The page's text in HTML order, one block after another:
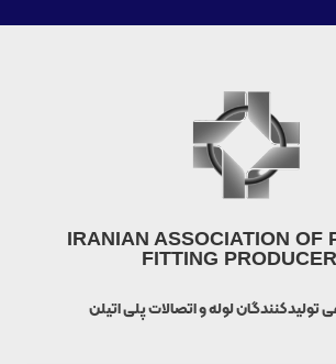
IRANIAN ASSOCIATION OF
FITTING
لوله و اتصالات پلی اتیلن